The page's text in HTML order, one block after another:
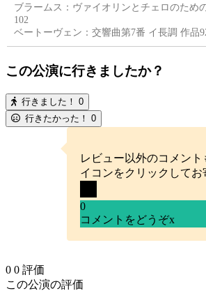
ブラームス：ヴァイオリンとチェロのため
102
ベートーヴェン：交響曲第7番 イ長調 作
この公演に行きましたか？
行きました！ 0
行きたかった！ 0
レビュー以外のコメン
イコンをクリックして
0
コメントをどうぞx
0 0 評価
この公演の評価